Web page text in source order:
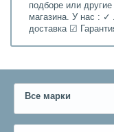
подборе или
магазина. У нас :
доставка ☑
Все марки